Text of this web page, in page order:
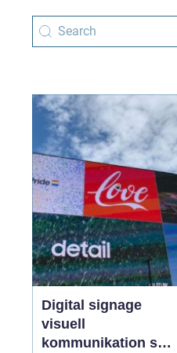
Digital signage
visuell
kommunikation som